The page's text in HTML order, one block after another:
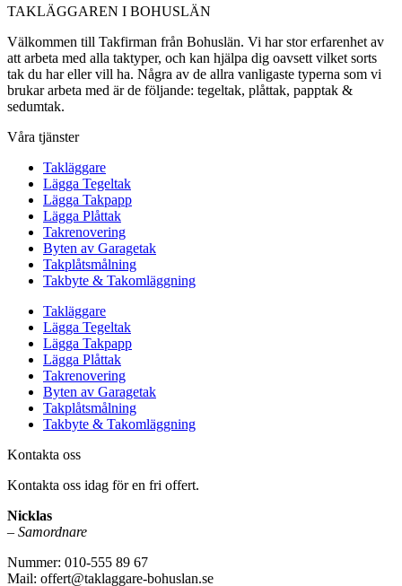
TAKLÄGGAREN I BOHUSLÄN
Välkommen till Takfirman från Bohuslän. Vi har stor erfarenhet av
att arbeta med alla taktyper, och kan hjälpa dig oavsett vilket sorts
tak du har eller vill ha. Några av de allra vanligaste typerna som vi
brukar arbeta med är de följande: tegeltak, plåttak, papptak &
sedumtak.
Våra tjänster
Takläggare
Lägga Tegeltak
Lägga Takpapp
Lägga Plåttak
Takrenovering
Byten av Garagetak
Takplåtsmålning
Takbyte & Takomläggning
Takläggare
Lägga Tegeltak
Lägga Takpapp
Lägga Plåttak
Takrenovering
Byten av Garagetak
Takplåtsmålning
Takbyte & Takomläggning
Kontakta oss
Kontakta oss idag för en fri offert.
Nicklas
– Samordnare
Nummer: 010-555 89 67
Mail: offert@taklaggare-bohuslan.se